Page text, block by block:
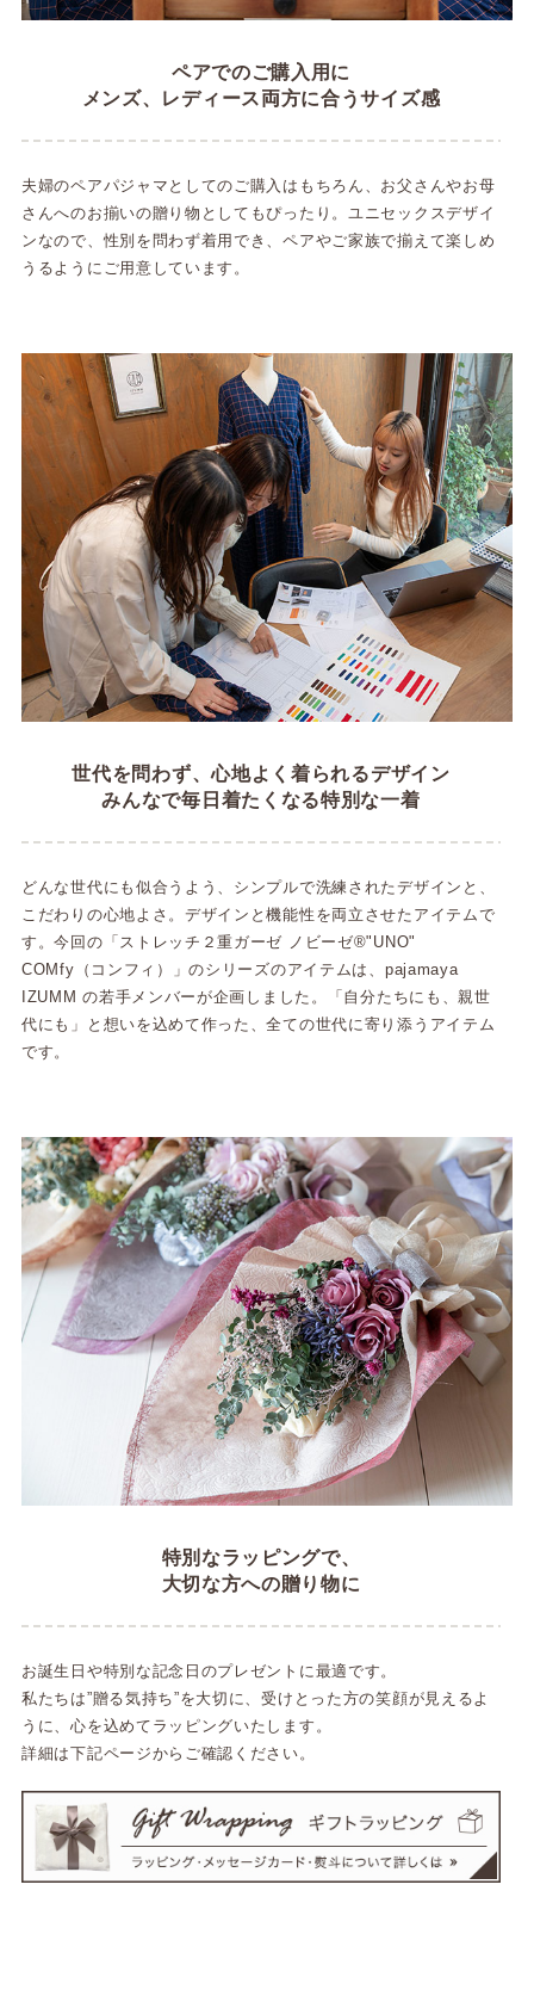
ペアでのご購入用に
メンズ、レディース両方に合うサイズ感
夫婦のペアパジャマとしてのご購入はもちろん、お父さんやお母
さんへのお揃いの贈り物としてもぴったり。ユニセックスデザイ
ンなので、性別を問わず着用でき、ペアやご家族で揃えて楽しめ
うるようにご用意しています。
世代を問わず、心地よく着られるデザイン
みんなで毎日着たくなる特別な一着
どんな世代にも似合うよう、シンプルで洗練されたデザインと、
こだわりの心地よさ。デザインと機能性を両立させたアイテムで
す。今回の「ストレッチ２重ガーゼ ノビーゼ®"UNO"
COMfy（コンフィ）」のシリーズのアイテムは、pajamaya
IZUMM の若手メンバーが企画しました。「自分たちにも、親世
代にも」と想いを込めて作った、全ての世代に寄り添うアイテム
です。
特別なラッピングで、
大切な方への贈り物に
お誕生日や特別な記念日のプレゼントに最適です。
私たちは”贈る気持ち”を大切に、受けとった方の笑顔が見えるよ
うに、心を込めてラッピングいたします。
詳細は下記ページからご確認ください。